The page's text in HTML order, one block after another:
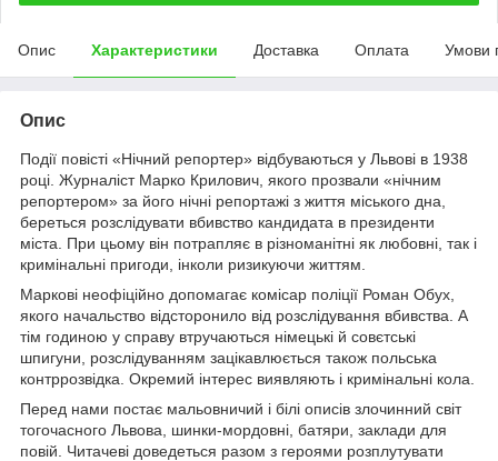
Опис Характеристики Доставка Оплата Умови
Опис
Події повісті «Нічний репортер» відбуваються у Львові в 1938
році. Журналіст Марко Крилович, якого прозвали «нічним
репортером» за його нічні репортажі з життя міського дна,
береться розслідувати вбивство кандидата в президенти
міста. При цьому він потрапляє в різноманітні як любовні, так і
кримінальні пригоди, інколи ризикуючи життям.
Маркові неофіційно допомагає комісар поліції Роман Обух,
якого начальство відсторонило від розслідування вбивства. А
тім годиною у справу втручаються німецькі й совєтські
шпигуни, розслідуванням зацікавлюється також польська
контррозвідка. Окремий інтерес виявляють і кримінальні кола.
Перед нами постає мальовничий і білі описів злочинний світ
тогочасного Львова, шинки-мордовні, батяри, заклади для
повій. Читачеві доведеться разом з героями розплутувати